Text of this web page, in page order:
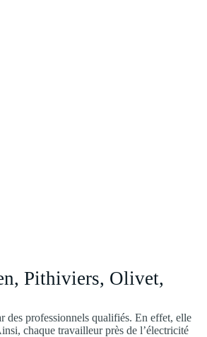
Pithiviers, Olivet,
des professionnels qualifiés. En effet, elle
chaque travailleur près de l’électricité